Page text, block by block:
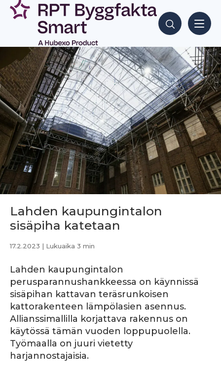
Siirry
sisältöön
Hae sisältöjä
Lahden kaupungintalon
sisäpiha katetaan
17.2.2023 | Lukuaika 3 min
Lahden kaupungintalon
perusparannushankkeessa on käynnissä
sisäpihan kattavan teräsrunkoisen
kattorakenteen lämpölasien asennus.
Allianssimallilla korjattava rakennus on
käytössä tämän vuoden loppupuolella.
Työmaalla on juuri vietetty
harjannostajaisia.